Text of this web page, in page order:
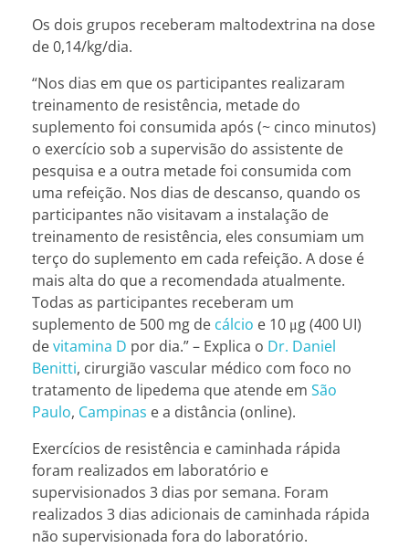
Os dois grupos receberam maltodextrina na dose
de 0,14/kg/dia.
“Nos dias em que os participantes realizaram
treinamento de resistência, metade do
suplemento foi consumida após (~ cinco minutos)
o exercício sob a supervisão do assistente de
pesquisa e a outra metade foi consumida com
uma refeição. Nos dias de descanso, quando os
participantes não visitavam a instalação de
treinamento de resistência, eles consumiam um
terço do suplemento em cada refeição. A dose é
mais alta do que a recomendada atualmente.
Todas as participantes receberam um
suplemento de 500 mg de cálcio e 10 μg (400 UI)
devitamina D por dia.” – Explica o Dr. Daniel
Benitti, cirurgião vascular médico com foco no
tratamento de lipedema que atende em São
Paulo, Campinas e a distância (online).
Exercícios de resistência e caminhada rápida
foram realizados em laboratório e
supervisionados 3 dias por semana. Foram
realizados 3 dias adicionais de caminhada rápida
não supervisionada fora do laboratório.